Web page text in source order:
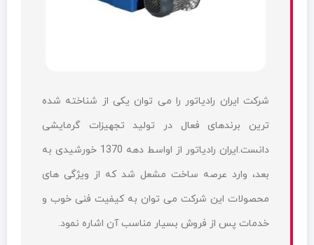
شرکت ایران رادیاتور را می توان یکی از شناخته شده
ترین برندهای فعال در تولید تجهیزات گرمایشی
دانست.ایران رادیاتور از اواسط دهه 1370 خورشیدی به
بعد، وارد عرصه ساخت مشعل شد که از ویژگی های
محصولات این شرکت می توان به کیفیت فنی خوب و
خدمات پس از فروش بسیار مناسب آن اشاره نمود.